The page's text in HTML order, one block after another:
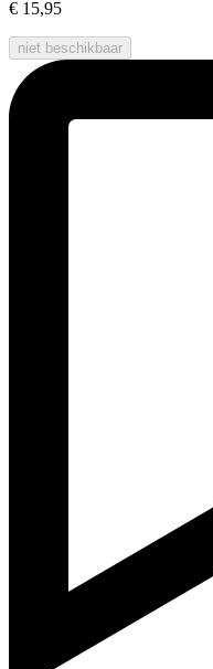
€ 15,95
niet beschikbaar